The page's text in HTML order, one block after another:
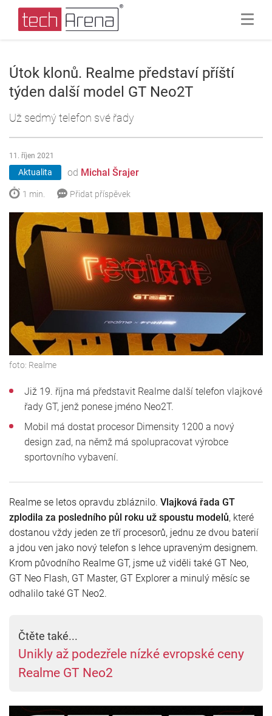
Útok klonů. Realme představí příští
týden další model GT Neo2T
Už sedmý telefon své řady
Aktualita od Michal Šrajer
11. říjen 2021
1 min. Přidat příspěvek
foto: Realme
Již 19. října má představit Realme další telefon vlajkové
řady GT, jenž ponese jméno Neo2T.
Mobil má dostat procesor Dimensity 1200 a nový
design zad, na němž má spolupracovat výrobce
sportovního vybavení.
Realme se letos opravdu zbláznilo. Vlajková řada GT
zplodila za posledního půl roku už spoustu modelů, které
dostanou vždy jeden ze tří procesorů, jednu ze dvou baterií
a jdou ven jako nový telefon s lehce upraveným designem.
Krom původního Realme GT, jsme už viděli také GT Neo,
GT Neo Flash, GT Master, GT Explorer a minulý měsíc se
odhalilo také GT Neo2.
Čtěte také...
Unikly až podezřele nízké evropské ceny
Realme GT Neo2